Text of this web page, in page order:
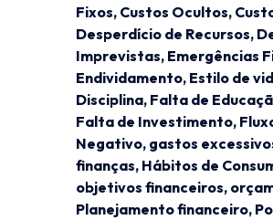
Fixos, Custos Ocultos,
Desperdício de Recursos,
Imprevistas, Emergências
Endividamento, Estilo de
Disciplina, Falta de
Falta de Investimento,
Negativo, gastos
finanças, Hábitos de
objetivos financeiros,
Planejamento financeiro,